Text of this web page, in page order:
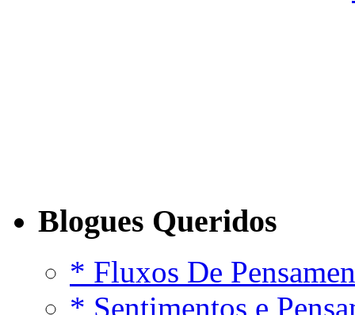
Blogues Queridos
* Fluxos De
* Sentimentos e